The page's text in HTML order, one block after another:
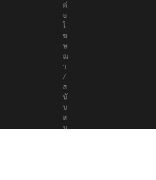
ต่
อ
โ
ฆ
ษ
ณ
า
/
ส
นั
บ
ส
นุ